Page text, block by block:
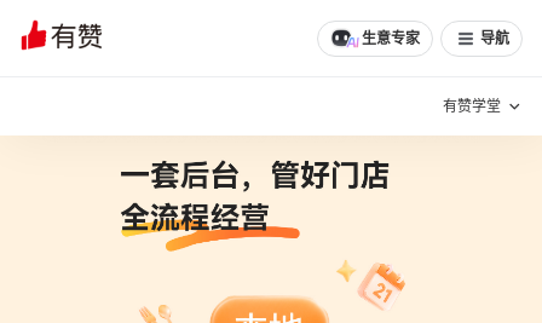
生意专家 导航
有赞学堂
增长方法
有赞专家说
文章 问诊 分享